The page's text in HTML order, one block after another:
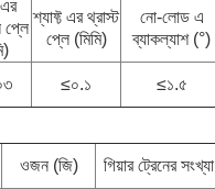
এর
প্লে
শ্যাফ্ট এর থ্রাস্ট
প্লে (মিমি)
নো-লোড এ
ব্যাকল্যাশ (°)
≤০.১ ≤১.৫
ওজন (জি)
গিয়ার ট্রেনের সংখ্যা